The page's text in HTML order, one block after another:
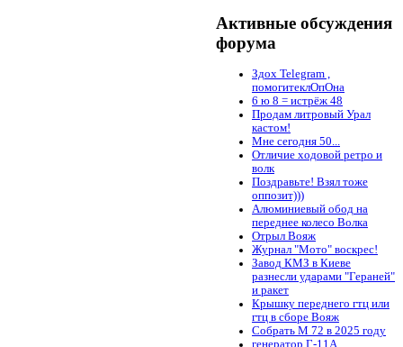
Активные обсуждения
форума
Здох Telegram ,
помогитеклОпОна
6 ю 8 = истрёж 48
Продам литровый Урал
кастом!
Мне сегодня 50...
Отличие ходовой ретро и
волк
Поздравьте! Взял тоже
оппозит)))
Алюминиевый обод на
переднее колесо Волка
Отрыл Вояж
Журнал "Мото" воскрес!
Завод КМЗ в Киеве
разнесли ударами "Гераней"
и ракет
Крышку переднего гтц или
гтц в сборе Вояж
Собрать М 72 в 2025 году